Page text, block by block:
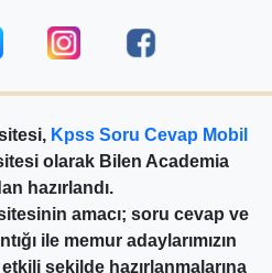
Kpss Soru Cevap Mobil
olarak Bilen Academia
hazırlandı.
amacı; soru cevap ve
ile memur adaylarımızın
şekilde hazırlanmalarına